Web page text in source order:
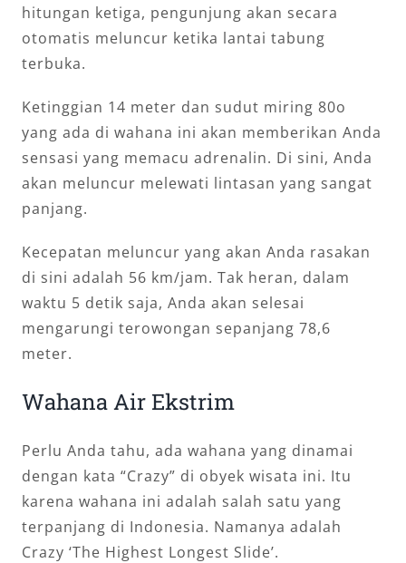
hitungan ketiga, pengunjung akan secara
otomatis meluncur ketika lantai tabung
terbuka.
Ketinggian 14 meter dan sudut miring 80o
yang ada di wahana ini akan memberikan Anda
sensasi yang memacu adrenalin. Di sini, Anda
akan meluncur melewati lintasan yang sangat
panjang.
Kecepatan meluncur yang akan Anda rasakan
di sini adalah 56 km/jam. Tak heran, dalam
waktu 5 detik saja, Anda akan selesai
mengarungi terowongan sepanjang 78,6
meter.
Wahana Air Ekstrim
Perlu Anda tahu, ada wahana yang dinamai
dengan kata “Crazy” di obyek wisata ini. Itu
karena wahana ini adalah salah satu yang
terpanjang di Indonesia. Namanya adalah
Crazy ‘The Highest Longest Slide’.